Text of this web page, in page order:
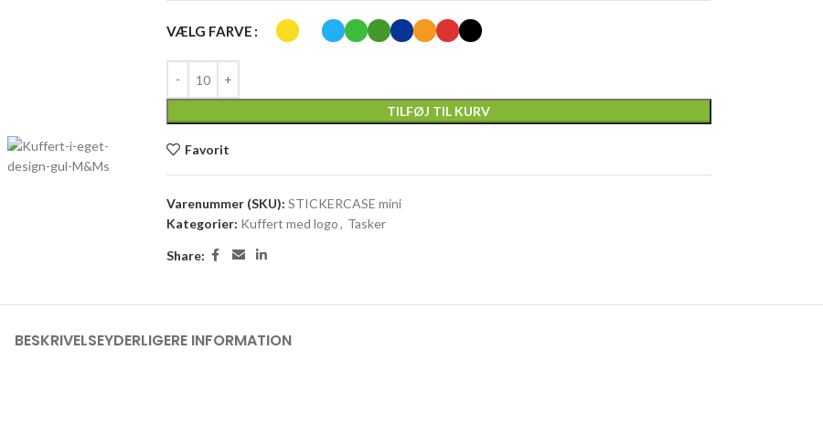
VÆLG FARVE
TILFØJ TIL KURV
Favorit
Varenummer (SKU): STICKERCASE mini
Kategorier: Kuffert med logo, Tasker
Share:
BESKRIVELSEYDERLIGERE INFORMATION